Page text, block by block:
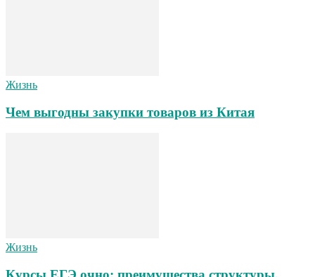
Жизнь
Чем выгодны закупки товаров из Китая
Жизнь